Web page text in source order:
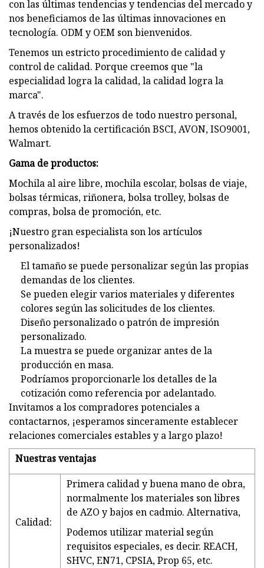
con las últimas tendencias y tendencias del mercado y
nos beneficiamos de las últimas innovaciones en
tecnología. ODM y OEM son bienvenidos.
Tenemos un estricto procedimiento de calidad y
control de calidad. Porque creemos que "la
especialidad logra la calidad, la calidad logra la
marca".
A través de los esfuerzos de todo nuestro personal,
hemos obtenido la certificación BSCI, AVON, ISO9001,
Walmart.
Gama de productos:
Mochila al aire libre, mochila escolar, bolsas de viaje,
bolsas térmicas, riñonera, bolsa trolley, bolsas de
compras, bolsa de promoción, etc.
¡Nuestro gran especialista son los artículos
personalizados!
El tamaño se puede personalizar según las propias
demandas de los clientes.
Se pueden elegir varios materiales y diferentes
colores según las solicitudes de los clientes.
Diseño personalizado o patrón de impresión
personalizado.
La muestra se puede organizar antes de la
producción en masa.
Podríamos proporcionarle los detalles de la
cotización como referencia por adelantado.
Invitamos a los compradores potenciales a
contactarnos, ¡esperamos sinceramente establecer
relaciones comerciales estables y a largo plazo!
Nuestras ventajas
Calidad:
Primera calidad y buena mano de obra,
normalmente los materiales son libres
de AZO y bajos en cadmio. Alternativa,
Podemos utilizar material según
requisitos especiales, es decir. REACH,
SHVC, EN71, CPSIA, Prop 65, etc.